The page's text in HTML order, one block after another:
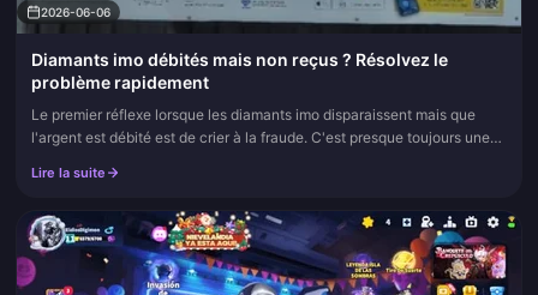
2026-06-06
Diamants imo débités mais non reçus ? Résolvez le
problème rapidement
Le premier réflexe lorsque les diamants imo disparaissent mais que
l'argent est débité est de crier à la fraude. C'est presque toujours une
Lire la suite